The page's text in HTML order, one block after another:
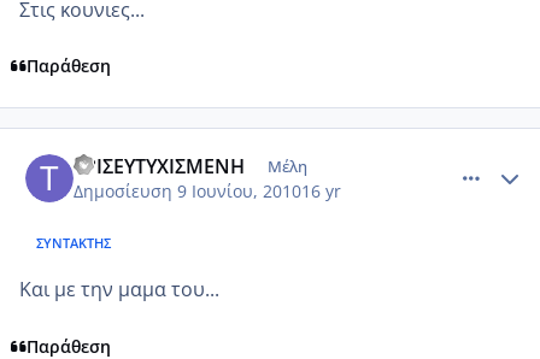
Στις κουνιες...
Παράθεση
ΤΡΙΣΕΥΤΥΧΙΣΜΕΝΗ Μέλη
Δημοσίευση 9 Ιουνίου, 201016 yr
ΣΥΝΤΆΚΤΗΣ
Και με την μαμα του...
Παράθεση